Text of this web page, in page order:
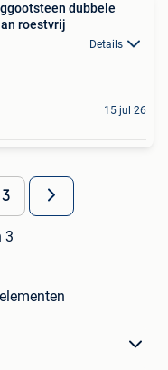
dubbele
roestvrij
Details
15 jul 26
3
3